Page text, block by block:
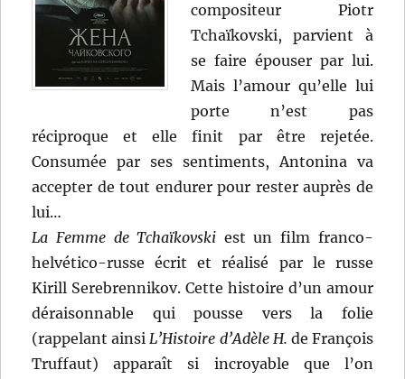
compositeur Piotr
Tchaïkovski, parvient à
se faire épouser par lui.
Mais l’amour qu’elle lui
porte n’est pas
réciproque et elle finit par être rejetée.
Consumée par ses sentiments, Antonina va
accepter de tout endurer pour rester auprès de
lui…
La Femme de Tchaïkovski est un film franco-
helvético-russe écrit et réalisé par le russe
Kirill Serebrennikov. Cette histoire d’un amour
déraisonnable qui pousse vers la folie
(rappelant ainsiL’Histoire d’Adèle H. de François
Truffaut) apparaît si incroyable que l’on